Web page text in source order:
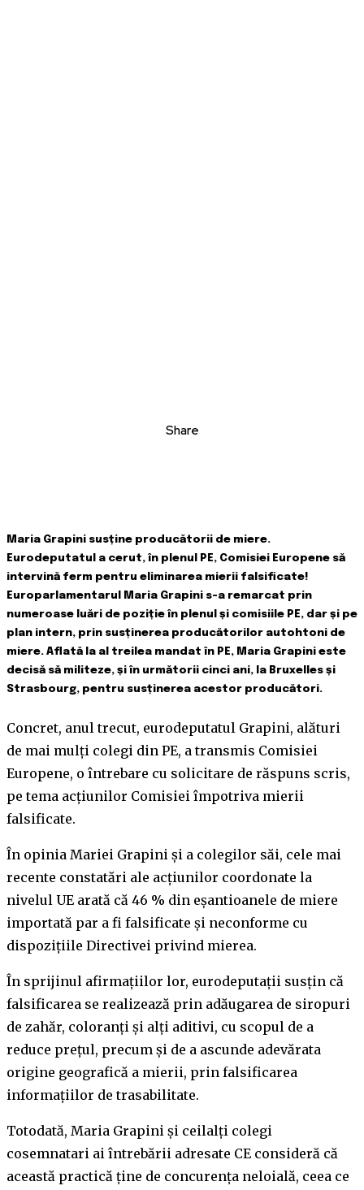
Share
Maria Grapini susține producătorii de miere.
Eurodeputatul a cerut, în plenul PE, Comisiei Europene să
intervină ferm pentru eliminarea mierii falsificate!
Europarlamentarul Maria Grapini s-a remarcat prin
numeroase luări de poziție în plenul și comisiile PE, dar și pe
plan intern, prin susținerea producătorilor autohtoni de
miere. Aflată la al treilea mandat în PE, Maria Grapini este
decisă să militeze, și în următorii cinci ani, la Bruxelles și
Strasbourg, pentru susținerea acestor producători.
Concret, anul trecut, eurodeputatul Grapini, alături
de mai mulți colegi din PE, a transmis Comisiei
Europene, o întrebare cu solicitare de răspuns scris,
pe tema acțiunilor Comisiei împotriva mierii
falsificate.
În opinia Mariei Grapini și a colegilor săi, cele mai
recente constatări ale acțiunilor coordonate la
nivelul UE arată că 46 % din eșantioanele de miere
importată par a fi falsificate și neconforme cu
dispozițiile Directivei privind mierea.
În sprijinul afirmațiilor lor, eurodeputații susțin că
falsificarea se realizează prin adăugarea de siropuri
de zahăr, coloranți și alți aditivi, cu scopul de a
reduce prețul, precum și de a ascunde adevărata
origine geografică a mierii, prin falsificarea
informațiilor de trasabilitate.
Totodată, Maria Grapini și ceilalți colegi
cosemnatari ai întrebării adresate CE consideră că
această practică ține de concurența neloială, ceea ce